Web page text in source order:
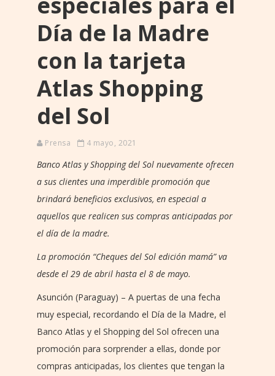
Día de la Madre
con la tarjeta
Atlas Shopping
del Sol
Prensa 4 mayo, 2021
Banco Atlas y Shopping del Sol nuevamente ofrecen
a sus clientes una imperdible promoción que
brindará beneficios exclusivos, en especial a
aquellos que realicen sus compras anticipadas por
el día de la madre.
La promoción “Cheques del Sol edición mamá” va
desde el 29 de abril hasta el 8 de mayo.
Asunción (Paraguay) – A puertas de una fecha
muy especial, recordando el Día de la Madre, el
Banco Atlas y el Shopping del Sol ofrecen una
promoción para sorprender a ellas, donde por
compras anticipadas, los clientes que tengan la